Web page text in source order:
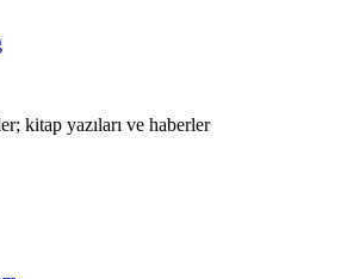
kitap yazıları ve haberler